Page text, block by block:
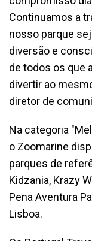
Continuamos a
nosso parque
diversão e
de todos os que
divertir ao
diretor de
Na categoria
o Zoomarine
parques de
Kidzania, Krazy
Pena Aventura
Lisboa.